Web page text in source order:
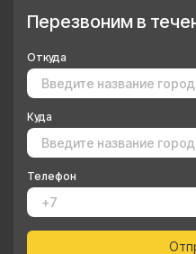
Перезвоним в
Откуда
Куда
Телефон